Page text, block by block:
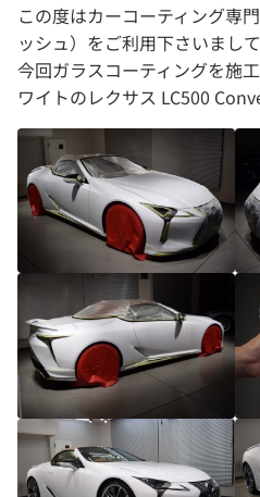
この度はカーコーティング専
ッシュ）をご利用下さいまし
今回ガラスコーティングを施
ワイトのレクサス LC500